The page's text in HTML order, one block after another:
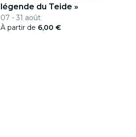
légende du Teide »
07 - 31 août
À partir de 6,00 €